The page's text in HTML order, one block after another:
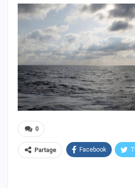
0
Partage Facebook